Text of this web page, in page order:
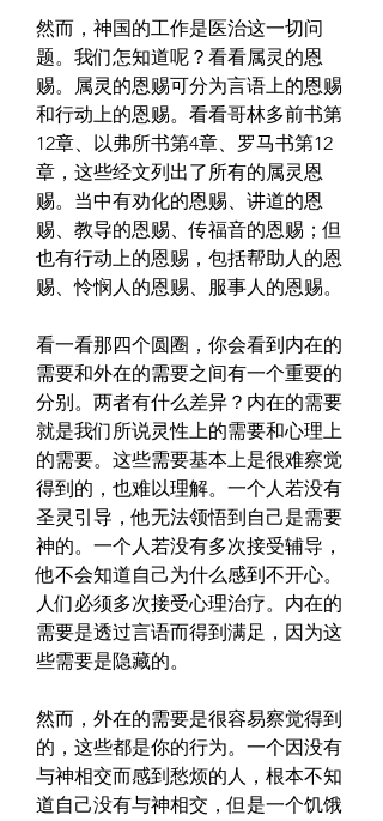
然而，神国的工作是医治这一切问
题。我们怎知道呢？看看属灵的恩
赐。属灵的恩赐可分为言语上的恩赐
和行动上的恩赐。看看哥林多前书第
12章、以弗所书第4章、罗马书第12
章，这些经文列出了所有的属灵恩
赐。当中有劝化的恩赐、讲道的恩
赐、教导的恩赐、传福音的恩赐；但
也有行动上的恩赐，包括帮助人的恩
赐、怜悯人的恩赐、服事人的恩赐。
看一看那四个圆圈，你会看到内在的
需要和外在的需要之间有一个重要的
分别。两者有什么差异？内在的需要
就是我们所说灵性上的需要和心理上
的需要。这些需要基本上是很难察觉
得到的，也难以理解。一个人若没有
圣灵引导，他无法领悟到自己是需要
神的。一个人若没有多次接受辅导，
他不会知道自己为什么感到不开心。
人们必须多次接受心理治疗。内在的
需要是透过言语而得到满足，因为这
些需要是隐藏的。
然而，外在的需要是很容易察觉得到
的，这些都是你的行为。一个因没有
与神相交而感到愁烦的人，根本不知
道自己没有与神相交，但是一个饥饿